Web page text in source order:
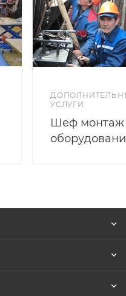
УСЛУГИ
Шеф монтаж